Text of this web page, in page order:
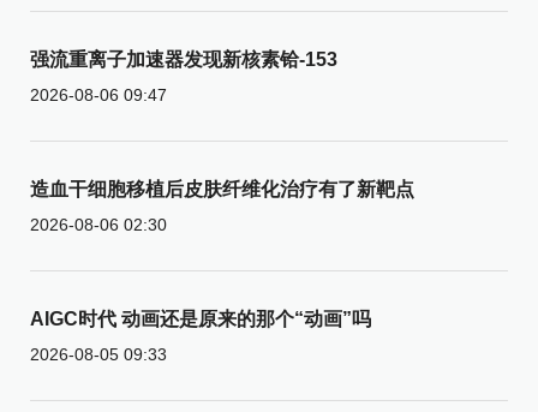
强流重离子加速器发现新核素铪-153
2026-08-06 09:47
造血干细胞移植后皮肤纤维化治疗有了新靶点
2026-08-06 02:30
AIGC时代 动画还是原来的那个“动画”吗
2026-08-05 09:33